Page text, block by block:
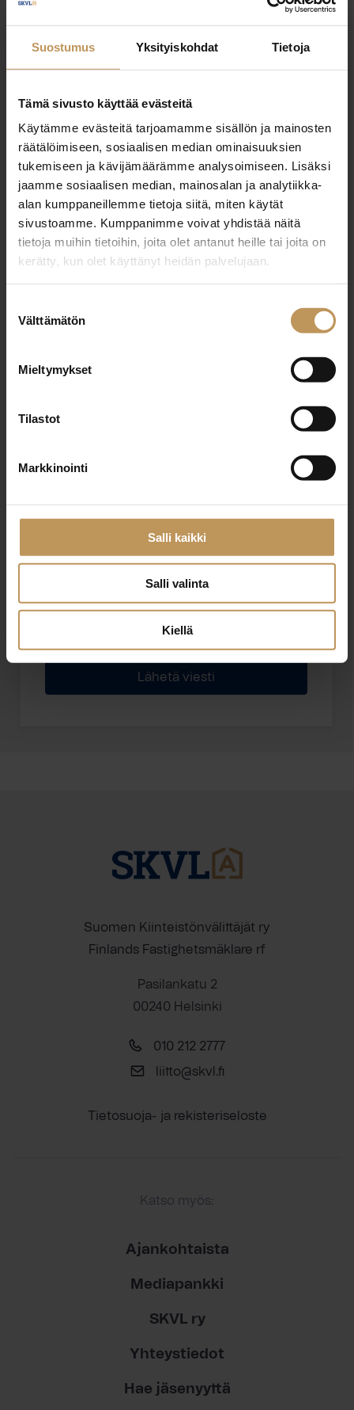
Suostumus Yksityiskohdat Tietoja
Tämä sivusto käyttää evästeitä
Käytämme evästeitä tarjoamamme sisällön ja mainosten
räätälöimiseen, sosiaalisen median ominaisuuksien
tukemiseen ja kävijämäärämme analysoimiseen. Lisäksi
jaamme sosiaalisen median, mainosalan ja analytiikka-
alan kumppaneillemme tietoja siitä, miten käytät
sivustoamme. Kumppanimme voivat yhdistää näitä
tietoja muihin tietoihin, joita olet antanut heille tai joita on
kerätty, kun olet käyttänyt heidän palvelujaan.
valinta
Välttämätön
Mieltymykset
Tilastot
Markkinointi
Salli kaikki
Salli valinta
Kiellä
Jari Puronen
"*" näyttää pakolliset kentät
Aihe
Nimi*
Haluan että minuun otetaan yhteyttä puhelimitse
Suomen Kiinteistönvälittäjät ry
Finlands Fastighetsmäklare rf
Pasilankatu 2
00240 Helsinki
010 212 2777
liitto@skvl.fi
Tietosuoja- ja rekisteriseloste
Katso myös:
Ajankohtaista
Mediapankki
SKVL ry
Yhteystiedot
Hae jäsenyyttä